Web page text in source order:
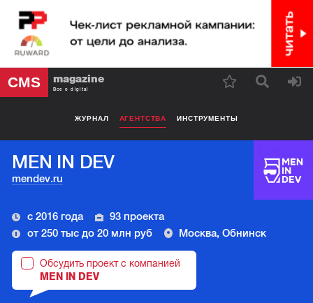
CMS magazine
Все о digital
ЖУРНАЛ АГЕНТСТВА ИНСТРУМЕНТЫ
MEN IN DEV
mendev.ru
с 2016 года
93 проекта
от 250 тыс до 20 млн руб
Москва, Обнинск
Обсудить проект с компанией
MEN IN DEV